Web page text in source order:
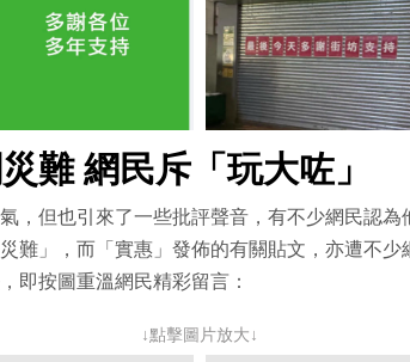
難 網民斥「玩大咗」
，但也引來了一些批評聲音，有不少網民認
難」，而「實惠」發佈的有關貼文，亦遭不少
即按圖重溫網民精彩留言：
↓點擊圖片放大↓